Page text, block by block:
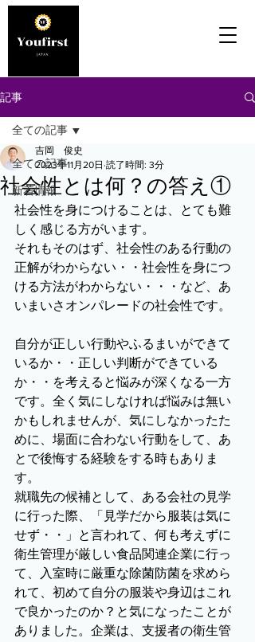
記事
全ての記事
新着情報
全ての記事
社会性とは何？の答え①
吉岡 俊史
2023年11月20日 読了時間: 3分
社会性を身につけることは、とても難
しく感じる方がいます。
それもそのはず、社会性のある行動の
正解がわからない・・社会性を身につ
ける方法がわからない・・・など、あ
いまいさオンパレードの社会性です。
自分が正しい行動やふるまいができて
いるか・・正しい判断ができている
か・・を考えると悩みが深くなる一方
です。全く気にしなければ悩みは無い
かもしれませんが、気にしなかったた
めに、場面に合わない行動をして、あ
とで後悔する経験をする時もありま
す。
就職先の候補として、ある会社の見学
に行った際、「見学だから服装は気に
せず・・」と言われて、何も考えずに
衛生管理が厳しい食品関連企業に行っ
て、入室時に厳重な除菌防菌を求めら
れて、初めて自分の服装や身辺はこれ
で良かったのか？と気になったことが
ありました。企業は、支援者の衛生管